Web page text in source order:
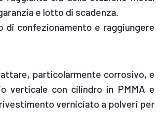
e lotto di scadenza.
di confezionamento e raggiungere
particolarmente corrosivo, e
verticale con cilindro in PMMA e
verniciato a polveri per